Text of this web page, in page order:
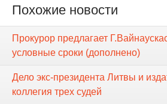
Похожие новости
Прокурор предлагает
условные сроки (дополнено)
Дело экс-президента Литвы и
коллегия трех судей